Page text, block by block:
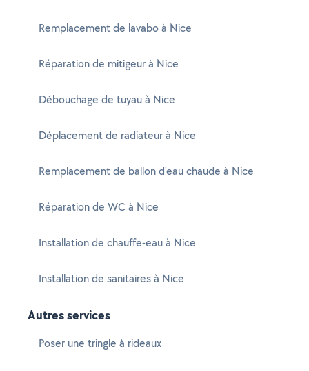
Remplacement de lavabo à Nice
Réparation de mitigeur à Nice
Débouchage de tuyau à Nice
Déplacement de radiateur à Nice
Remplacement de ballon d'eau chaude à Nice
Réparation de WC à Nice
Installation de chauffe-eau à Nice
Installation de sanitaires à Nice
Autres services
Poser une tringle à rideaux